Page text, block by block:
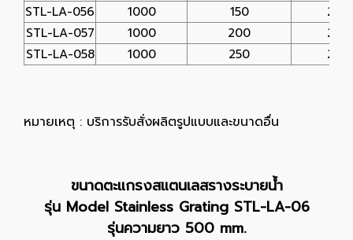
STL-LA-056
1000 150
25
STL-LA-057
1000 200
25
STL-LA-058
1000 250 25
หมายเหตุ : บริการรับสั่งผลิตรูปแบบและขนาดอื่น
ขนาดตะแกรงสแตนเลสรางระบายน้ำ
รุ่น Model Stainless Grating STL-LA-06
รุ่นความยาว 500 mm.